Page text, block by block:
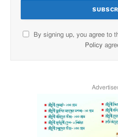
By signing up, you agree to
Policy